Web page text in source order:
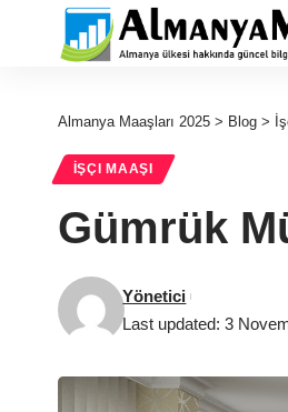
Almanya Maaşları 2025 > Blog >
İŞÇI MAAŞI
Gümrük
Last updated: 3
Yönetici